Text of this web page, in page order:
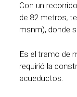
Con un
de 82 metros,
msnm), donde
Es el tramo de
requirió la
acueductos.